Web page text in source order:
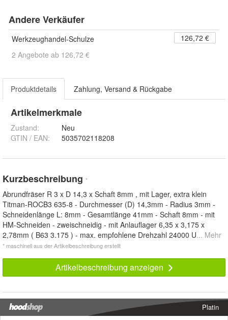
Andere Verkäufer
Werkzeughandel-Schulze
126,72 €
2 Angebote ab 126,72 €
Produktdetails Zahlung, Versand & Rückgabe
Artikelmerkmale
Zustand:
Neu
GTIN / EAN:
5035702118208
Kurzbeschreibung *
Abrundfräser R 3 x D 14,3 x Schaft 8mm , mit Lager, extra klein
Titman-ROCB3 635-8 - Durchmesser (D) 14,3mm - Radius 3mm -
Schneidenlänge L: 8mm - Gesamtlänge 41mm - Schaft 8mm - mit
HM-Schneiden - zweischneidig - mit Anlauflager 6,35 x 3,175 x
2,78mm ( B63 3.175 ) - max. empfohlene Drehzahl 24000 U... Mehr
* maschinell aus der Artikelbeschreibung erstellt
Artikelbeschreibung anzeigen
Platin